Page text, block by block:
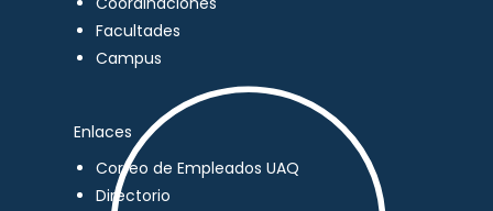
Facultades
Campus
Enlaces
Correo de Empleados UAQ
Directorio